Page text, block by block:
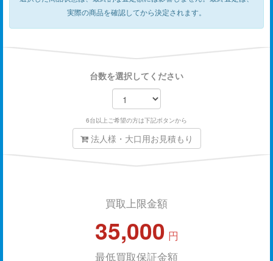
実際の商品を確認してから決定されます。
台数を選択してください
6台以上ご希望の方は下記ボタンから
法人様・大口用お見積もり
買取上限金額
35,000 円
最低買取保証金額